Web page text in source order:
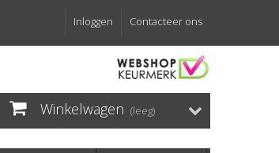
Contacteer ons
Inloggen
Winkelwagen (leeg)